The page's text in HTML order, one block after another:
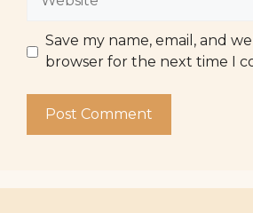
Save my name, email, and
browser for the next time I